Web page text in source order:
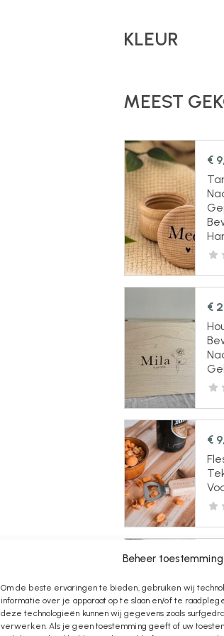
Beheer toestemming
Om de beste ervaringen te bieden, gebruiken wij
informatie over je apparaat op te slaan en/of te
deze technologieën kunnen wij gegevens zoals
verwerken. Als je geen toestemming geeft of uw
KLEUR
MEEST
€
€
€
€